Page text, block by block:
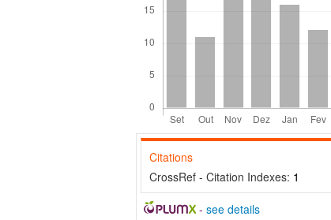
Citations
CrossRef - Citation Indexes: 1
- see details